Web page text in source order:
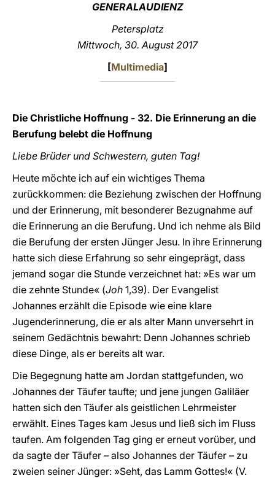
GENERALAUDIENZ
Petersplatz
Mittwoch, 30. August 2017
[Multimedia]
Die Christliche Hoffnung - 32. Die Erinnerung an die
Berufung belebt die Hoffnung
Liebe Brüder und Schwestern, guten Tag!
Heute möchte ich auf ein wichtiges Thema
zurückkommen: die Beziehung zwischen der Hoffnung
und der Erinnerung, mit besonderer Bezugnahme auf
die Erinnerung an die Berufung. Und ich nehme als Bild
die Berufung der ersten Jünger Jesu. In ihre Erinnerung
hatte sich diese Erfahrung so sehr eingeprägt, dass
jemand sogar die Stunde verzeichnet hat: »Es war um
die zehnte Stunde« (Joh 1,39). Der Evangelist
Johannes erzählt die Episode wie eine klare
Jugenderinnerung, die er als alter Mann unversehrt in
seinem Gedächtnis bewahrt: Denn Johannes schrieb
diese Dinge, als er bereits alt war.
Die Begegnung hatte am Jordan stattgefunden, wo
Johannes der Täufer taufte; und jene jungen Galiläer
hatten sich den Täufer als geistlichen Lehrmeister
erwählt. Eines Tages kam Jesus und ließ sich im Fluss
taufen. Am folgenden Tag ging er erneut vorüber, und
da sagte der Täufer – also Johannes der Täufer – zu
zweien seiner Jünger: »Seht, das Lamm Gottes!« (V.